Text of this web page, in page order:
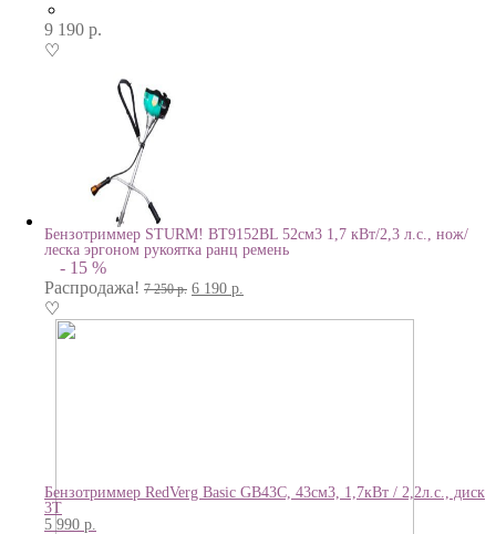
9 190 р.
♡
Бензотриммер STURM! BT9152BL 52см3 1,7 кВт/2,3 л.с., нож/
леска эргоном рукоятка ранц ремень
- 15 %
Распродажа! 7 250р. 6 190 р.
♡
Бензотриммер RedVerg Basic GB43C, 43см3, 1,7кВт / 2,2л.с., диск
3Т
5 990 р.